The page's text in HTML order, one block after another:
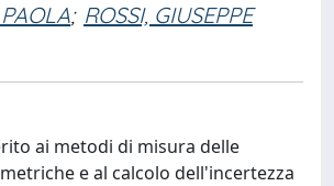
; ROSSI, GIUSEPPE
ai metodi di misura delle
e al calcolo dell'incertezza